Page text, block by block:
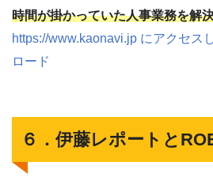
時間が掛かっていた人事業務を解
https://www.kaonavi.jp にアクセス
ロード
６．伊藤レポートと